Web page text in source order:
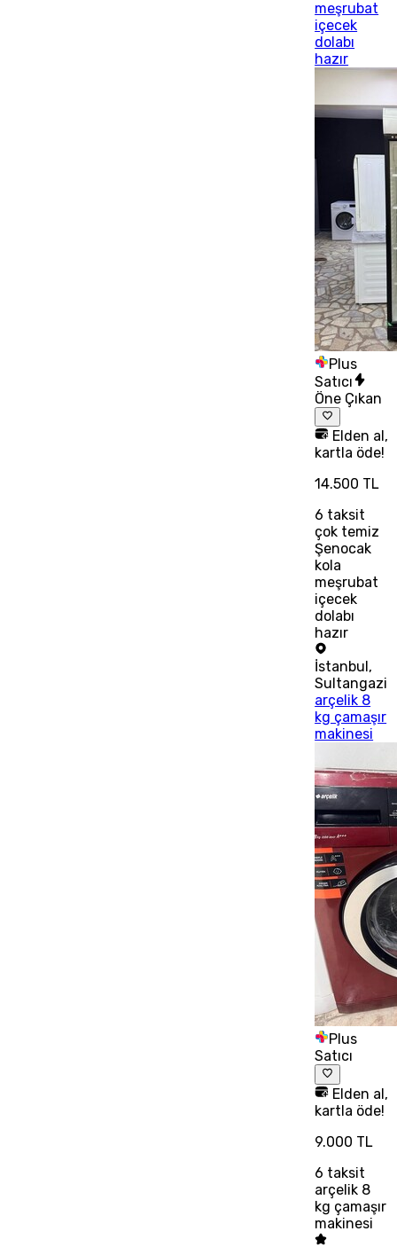
meşrubat
içecek
dolabı
hazır
Plus
Satıcı
Öne Çıkan
Elden al,
kartla öde!
14.500 TL
6 taksit
çok temiz
Şenocak
kola
meşrubat
içecek
dolabı
hazır
İstanbul ,
Sultangazi
arçelik 8
kg çamaşır
makinesi
Plus
Satıcı
Elden al,
kartla öde!
9.000 TL
6 taksit
arçelik 8
kg çamaşır
makinesi